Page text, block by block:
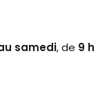
samedi, de 9 h